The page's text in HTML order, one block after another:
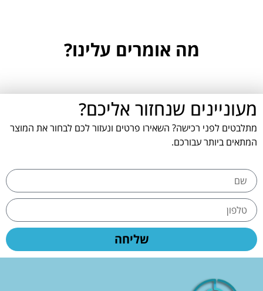
מה אומרים עלינו?
מעוניינים שנחזור אליכם?
מתלבטים לפני רכישה? השאירו פרטים ונעזור לכם לבחור את המוצר
המתאים ביותר עבורכם.
שליחה